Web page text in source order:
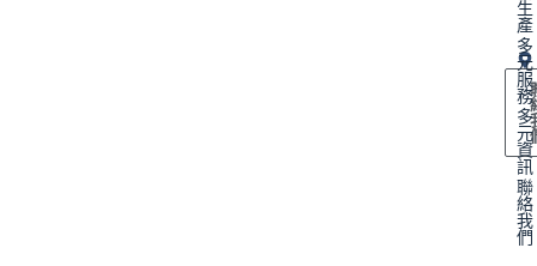
生
產
多
元
服
務
多
元
資
訊
聯
絡
我
們